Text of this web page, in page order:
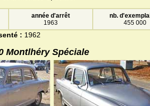
année d'arrêt
1963
nb.
455 000
: 1962
Montlhéry Spéciale